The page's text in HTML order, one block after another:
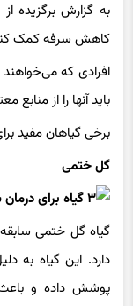
به گزارش برگزیده
کاهش سرفه کمک
افرادی که می‌خواهند
باید آنها را از منابع
برخی گیاهان مفید
گل ختمی
گیاه گل ختمی سابقه
دارد. این گیاه به
پوشش داده و